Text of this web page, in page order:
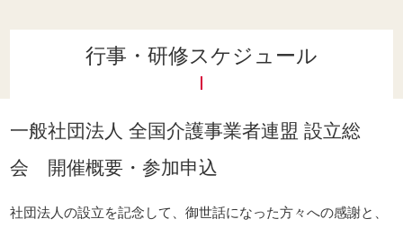
行事・研修スケジュール
一般社団法人 全国介護事業者連盟 設立総
会 開催概要・参加申込
社団法人の設立を記念して、御世話になった方々への感謝と、